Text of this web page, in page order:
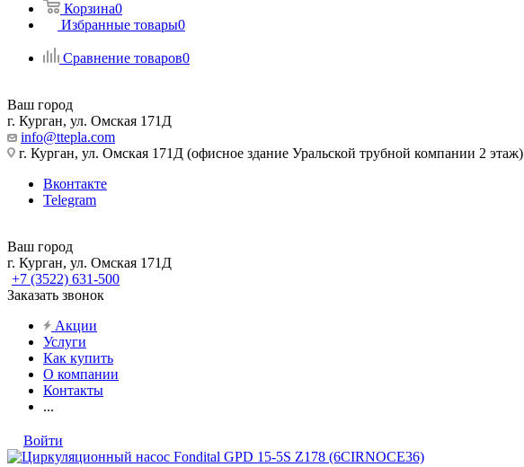
Корзина0
Избранные товары0
Сравнение товаров0
Ваш город
г. Курган, ул. Омская 171Д
info@ttepla.com
г. Курган, ул. Омская 171Д (офисное здание Уральской трубной компании 2 этаж)
Вконтакте
Telegram
Ваш город
г. Курган, ул. Омская 171Д
+7 (3522) 631-500
Заказать звонок
Акции
Услуги
Как купить
О компании
Контакты
...
Войти